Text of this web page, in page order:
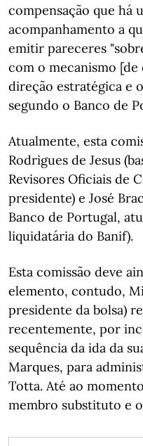
compensação que há
acompanhamento a
emitir pareceres
com o mecanismo [de
direção estratégica e
segundo o Banco de
Atualmente, esta
Rodrigues de Jesus
Revisores Oficiais de
presidente) e José
Banco de Portugal,
liquidatária do Banif).
Esta comissão deve
elemento, contudo,
presidente da bolsa)
recentemente, por
sequência da ida da
Marques, para
Totta. Até ao
membro substituto e